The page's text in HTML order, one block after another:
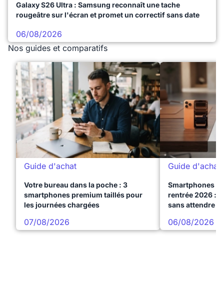
Galaxy S26 Ultra : Samsung reconnaît une tache
rougeâtre sur l'écran et promet un correctif sans date
06/08/2026
Nos guides et comparatifs
Guide d'achat
Votre bureau dans la poche : 3
smartphones premium taillés pour
les journées chargées
07/08/2026
Guide d'achat
Smartphones
rentrée 2026 :
sans attendre
06/08/2026